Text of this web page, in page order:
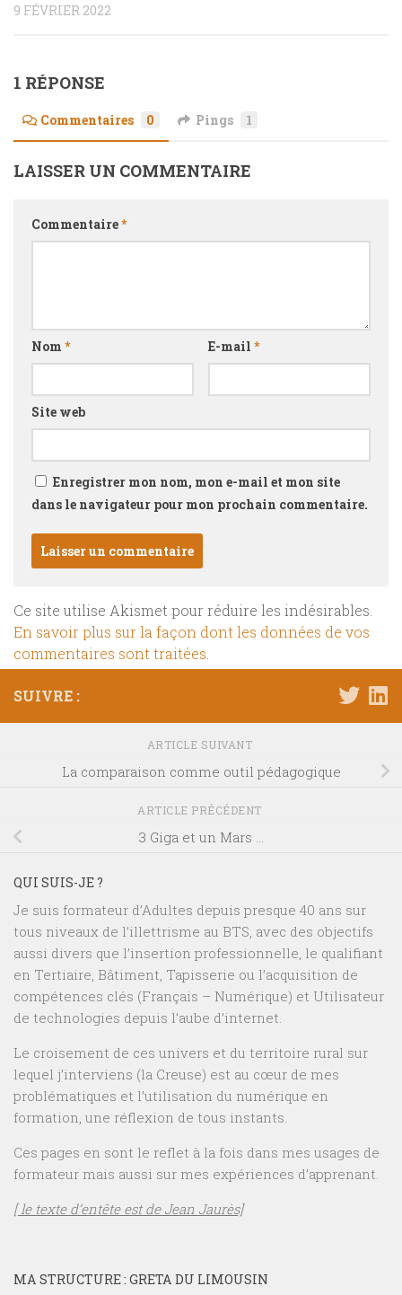
9 FÉVRIER 2022
1 RÉPONSE
Commentaires 0 Pings 1
LAISSER UN COMMENTAIRE
Commentaire*
Nom * E-mail *
Site web
Enregistrer mon nom, mon e-mail et mon site
dans le navigateur pour mon prochain commentaire.
Ce site utilise Akismet pour réduire les indésirables.
En savoir plus sur la façon dont les données de vos
commentaires sont traitées
SUIVRE :
ARTICLE SUIVANT
La comparaison comme outil pédagogique
ARTICLE PRÉCÉDENT
3 Giga et un Mars …
QUI SUIS-JE ?
Je suis formateur d’Adultes depuis presque 40 ans sur
tous niveaux de l’illettrisme au BTS, avec des objectifs
aussi divers que l’insertion professionnelle, le qualifiant
en Tertiaire, Bâtiment, Tapisserie ou l’acquisition de
compétences clés (Français – Numérique) et Utilisateur
de technologies depuis l’aube d’internet.
Le croisement de ces univers et du territoire rural sur
lequel j’interviens (la Creuse) est au cœur de mes
problématiques et l’utilisation du numérique en
formation, une réflexion de tous instants.
Ces pages en sont le reflet à la fois dans mes usages de
formateur mais aussi sur mes expériences d’apprenant.
[ le texte d’entête est de Jean Jaurès]
MA STRUCTURE : GRETA DU LIMOUSIN